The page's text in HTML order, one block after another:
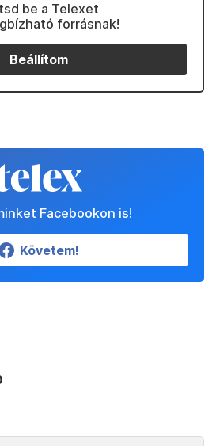
be a Telexet
forrásnak!
Beállítom
Facebookon is!
Követem!